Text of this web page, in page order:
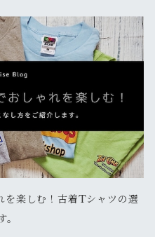
を楽しむ！古着Tシャツの選